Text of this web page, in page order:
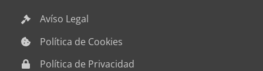
Avíso Legal
Política de Cookies
Política de Privacidad